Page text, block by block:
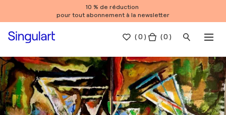
10 % de réduction
pour tout abonnement à la newsletter
(0 ) ( 0 )